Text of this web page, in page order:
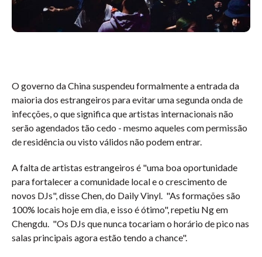
O governo da China suspendeu formalmente a entrada da
maioria dos estrangeiros para evitar uma segunda onda de
infecções, o que significa que artistas internacionais não
serão agendados tão cedo - mesmo aqueles com permissão
de residência ou visto válidos não podem entrar.
A falta de artistas estrangeiros é "uma boa oportunidade
para fortalecer a comunidade local e o crescimento de
novos DJs", disse Chen, do Daily Vinyl. "As formações são
100% locais hoje em dia, e isso é ótimo", repetiu Ng em
Chengdu. "Os DJs que nunca tocariam o horário de pico nas
salas principais agora estão tendo a chance".